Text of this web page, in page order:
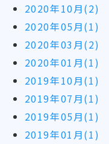
2020年10月(2)
2020年05月(1)
2020年03月(2)
2020年01月(1)
2019年10月(1)
2019年07月(1)
2019年05月(1)
2019年01月(1)